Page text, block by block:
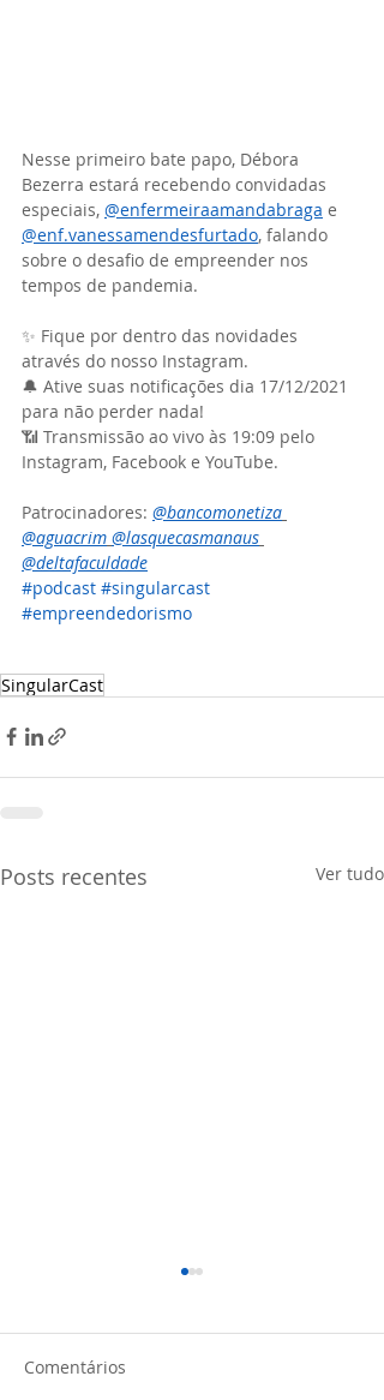
Nesse primeiro bate papo, Débora
Bezerra estará recebendo convidadas
especiais, @enfermeiraamandabraga e
@enf.vanessamendesfurtado, falando
sobre o desafio de empreender nos
tempos de pandemia.
✨ Fique por dentro das novidades
através do nosso Instagram.
🔔 Ative suas notificações dia 17/12/2021
para não perder nada!
📶 Transmissão ao vivo às 19:09 pelo
Instagram, Facebook e YouTube.
Patrocinadores: @bancomonetiza
@aguacrim @lasquecasmanaus
@deltafaculdade
#podcast #singularcast
#empreendedorismo
SingularCast
Posts recentes Ver tudo
Comentários